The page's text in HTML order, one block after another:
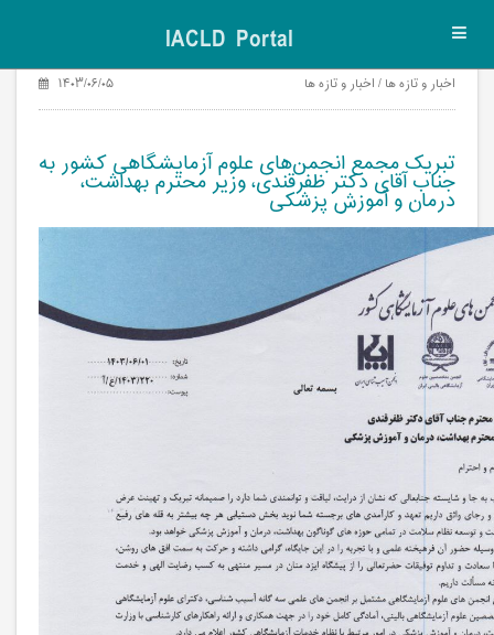
IACLD Portal
اخبار و تازه ها / اخبار و تازه ها ۱۴۰۳/۰۶/۰۵
تبریک مجمع انجمن‌های علوم آزمایشگاهی کشور به
جناب آقای دکتر ظفرقندی، وزیر محترم بهداشت،
درمان و آموزش پزشکی